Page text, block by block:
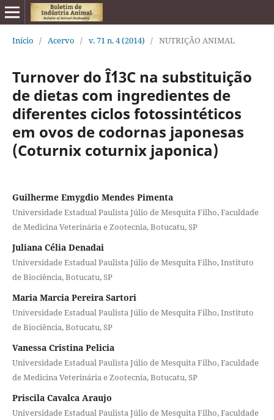
Início / Acervo / v. 71 n. 4 (2014) / NUTRIÇÃO ANIMAL
Turnover do Î´13C na substituição
de dietas com ingredientes de
diferentes ciclos fotossintéticos
em ovos de codornas japonesas
(Coturnix coturnix japonica)
Guilherme Emygdio Mendes Pimenta
Universidade Estadual Paulista Júlio de Mesquita Filho, Faculdade
de Medicina Veterinária e Zootecnia, Botucatu, SP
Juliana Célia Denadai
Universidade Estadual Paulista Júlio de Mesquita Filho, Instituto
de Biociência, Botucatu, SP
Maria Marcia Pereira Sartori
Universidade Estadual Paulista Júlio de Mesquita Filho, Instituto
de Biociência, Botucatu, SP
Vanessa Cristina Pelicia
Universidade Estadual Paulista Júlio de Mesquita Filho, Faculdade
de Medicina Veterinária e Zootecnia, Botucatu, SP
Priscila Cavalca Araujo
Universidade Estadual Paulista Júlio de Mesquita Filho, Faculdade